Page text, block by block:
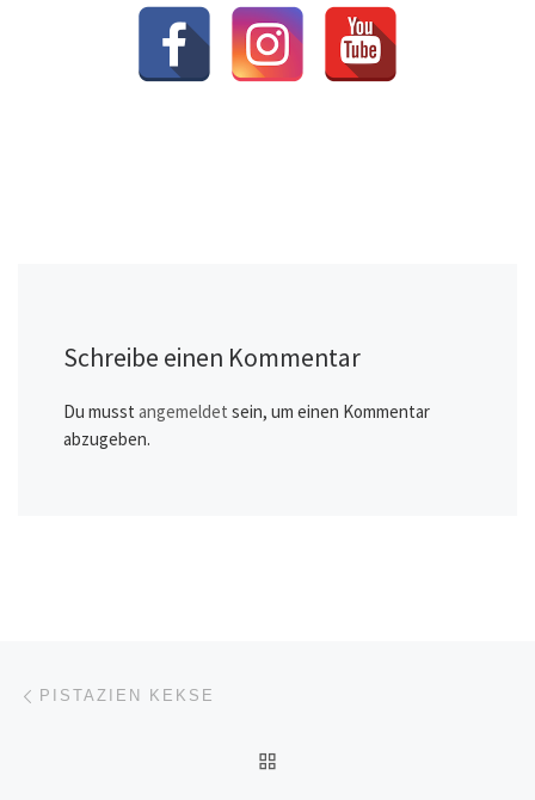
Schreibe einen Kommentar
Du musst angemeldet sein, um einen Kommentar
abzugeben.
Beitragsnavigation
PISTAZIEN KEKSE